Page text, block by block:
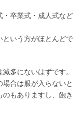
・卒業式・成人式など
という方がほとんどで
多にないはずです。
場合は服が入らないと
もありますし、飽き